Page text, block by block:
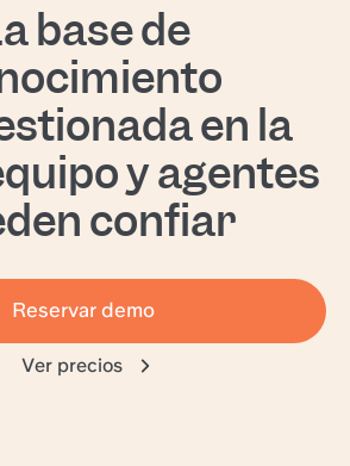
base de
en la
y agentes
confiar
Reservar demo
Ver precios